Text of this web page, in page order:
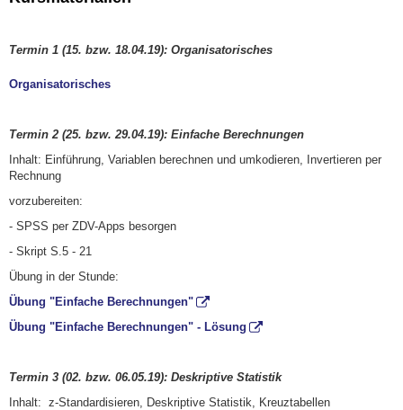
Termin 1 (15. bzw. 18.04.19): Organisatorisches
Organisatorisches
Termin 2 (25. bzw. 29.04.19): Einfache Berechnungen
Inhalt: Einführung, Variablen berechnen und umkodieren, Invertieren per
Rechnung
vorzubereiten:
- SPSS per ZDV-Apps besorgen
- Skript S.5 - 21
Übung in der Stunde:
Übung "Einfache Berechnungen"
Übung "Einfache Berechnungen" - Lösung
Termin 3 (02. bzw. 06.05.19): Deskriptive Statistik
Inhalt: z-Standardisieren, Deskriptive Statistik, Kreuztabellen